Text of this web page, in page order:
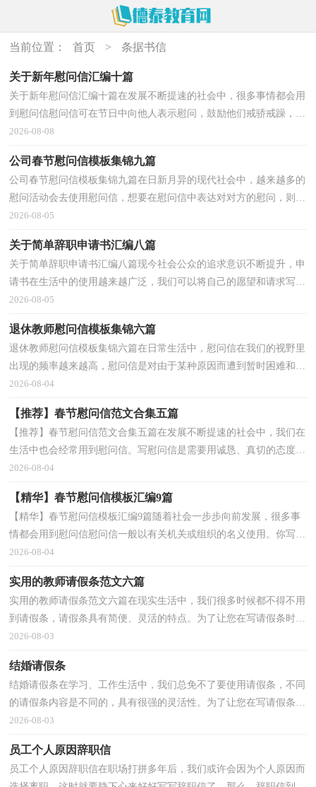
当前位置： 首页 > 条据书信
关于新年慰问信汇编十篇
关于新年慰问信汇编十篇在发展不断提速的社会中，很多事情都会用
到慰问信慰问信可在节日中向他人表示慰问，鼓励他们戒骄戒躁，乘
胜前进。你写慰问信时总是无从下手？以下是小编收集...
2026-08-08
公司春节慰问信模板集锦九篇
公司春节慰问信模板集锦九篇在日新月异的现代社会中，越来越多的
慰问活动会去使用慰问信，想要在慰问信中表达对对方的慰问，则态
度必须诚恳、真切。那么问题来了，到底应如何写一份...
2026-08-05
关于简单辞职申请书汇编八篇
关于简单辞职申请书汇编八篇现今社会公众的追求意识不断提升，申
请书在生活中的使用越来越广泛，我们可以将自己的愿望和请求写进
申请书里。写申请书时理由总是不够充分？下面是小...
2026-08-05
退休教师慰问信模板集锦六篇
退休教师慰问信模板集锦六篇在日常生活中，慰问信在我们的视野里
出现的频率越来越高，慰问信是对由于某种原因而遭到暂时困难和严
重损失的的表示慰问的信件。相信写慰问信是一个...
2026-08-04
【推荐】春节慰问信范文合集五篇
【推荐】春节慰问信范文合集五篇在发展不断提速的社会中，我们在
生活中也会经常用到慰问信。写慰问信是需要用诚恳、真切的态度，
才能达到慰问的效果。那么你有了解过慰问信吗？下...
2026-08-04
【精华】春节慰问信模板汇编9篇
【精华】春节慰问信模板汇编9篇随着社会一步步向前发展，很多事
情都会用到慰问信慰问信一般以有关机关或组织的名义使用。你写慰
问信时总是无从下手？以下是小编整理的春节慰问...
2026-08-04
实用的教师请假条范文六篇
实用的教师请假条范文六篇在现实生活中，我们很多时候都不得不用
到请假条，请假条具有简便、灵活的特点。为了让您在写请假条时更
加简单方便，下面是小编帮大家整理的教师请假条6...
2026-08-03
结婚请假条
结婚请假条在学习、工作生活中，我们总免不了要使用请假条，不同
的请假条内容是不同的，具有很强的灵活性。为了让您在写请假条时
更加简单方便，以下是小编收集整理的结婚请假条，欢迎...
2026-08-03
员工个人原因辞职信
员工个人原因辞职信在职场打拼多年后，我们或许会因为个人原因而